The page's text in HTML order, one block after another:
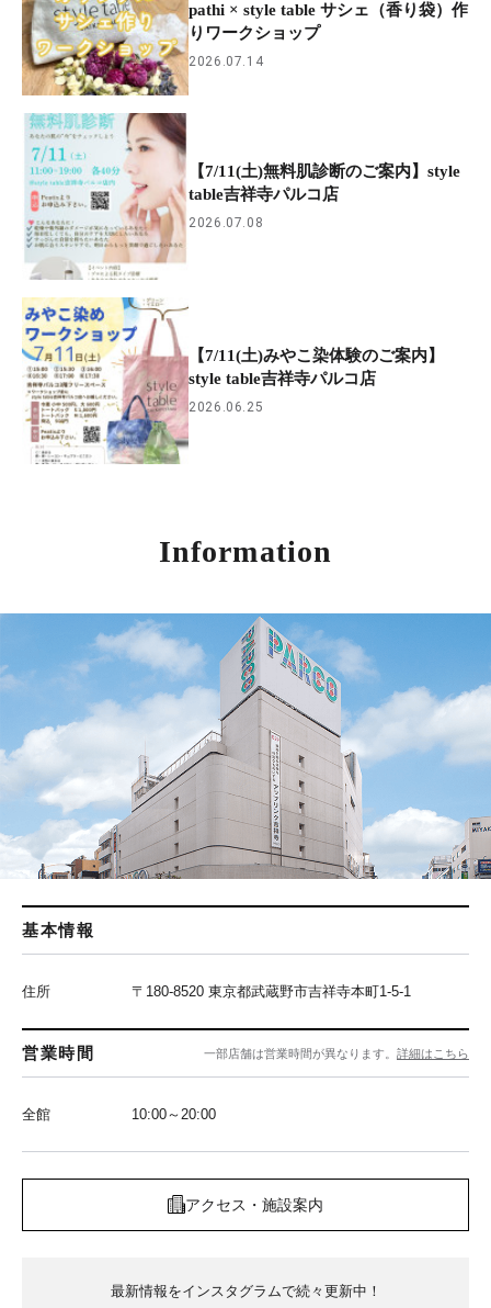
pathi × style table サシェ（香り袋）作
りワークショップ
2026.07.14
【7/11(土)無料肌診断のご案内】style
table吉祥寺パルコ店
2026.07.08
【7/11(土)みやこ染体験のご案内】
style table吉祥寺パルコ店
2026.06.25
Information
基本情報
住所 〒180-8520 東京都武蔵野市吉祥寺本町1-5-1
営業時間 一部店舗は営業時間が異なります。 詳細はこちら
全館 10:00～20:00
アクセス・施設案内
最新情報をインスタグラムで続々更新中！